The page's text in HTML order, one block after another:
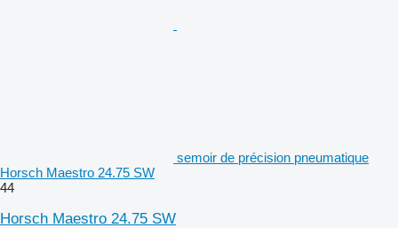
semoir de précision pneumatique
Horsch Maestro 24.75 SW
44
Horsch Maestro 24.75 SW